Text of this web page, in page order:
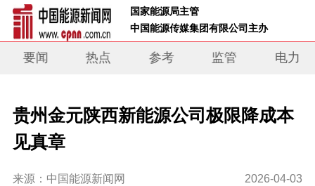
国家能源局主管
中国能源传媒集团有限公司主办
要闻 热点 参考 监管 电力
贵州金元陕西新能源公司极限降成本
见真章
来源：中国能源新闻网 2026-04-03